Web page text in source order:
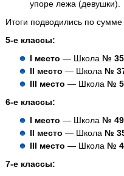
упоре лежа (девушки).
Итоги подводились по
5-е классы:
I место — Школа №
II место — Школа №
III место — Школа №
6-е классы:
I место — Школа №
II место — Школа №
III место — Школа №
7-е классы: